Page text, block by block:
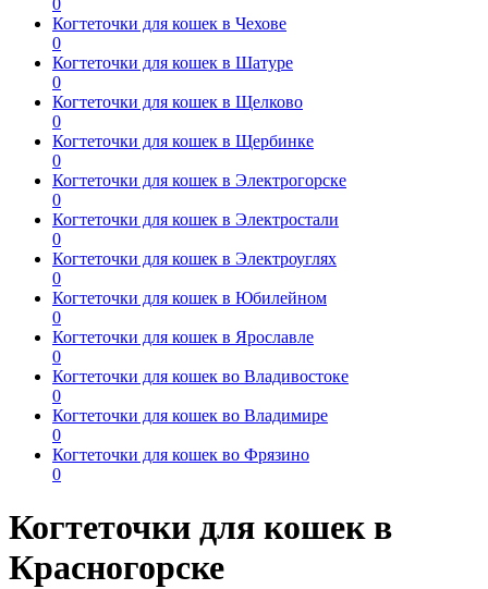
0
Когтеточки для кошек в Чехове
0
Когтеточки для кошек в Шатуре
0
Когтеточки для кошек в Щелково
0
Когтеточки для кошек в Щербинке
0
Когтеточки для кошек в Электрогорске
0
Когтеточки для кошек в Электростали
0
Когтеточки для кошек в Электроуглях
0
Когтеточки для кошек в Юбилейном
0
Когтеточки для кошек в Ярославле
0
Когтеточки для кошек во Владивостоке
0
Когтеточки для кошек во Владимире
0
Когтеточки для кошек во Фрязино
0
Когтеточки для кошек в
Красногорске